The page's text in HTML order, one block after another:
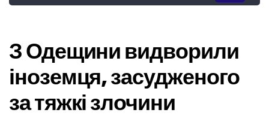
З Одещини видворили
іноземця, засудженого
за тяжкі злочини